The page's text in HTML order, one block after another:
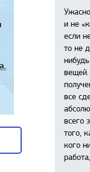
и не
если
то не
все
всего
того,
кого